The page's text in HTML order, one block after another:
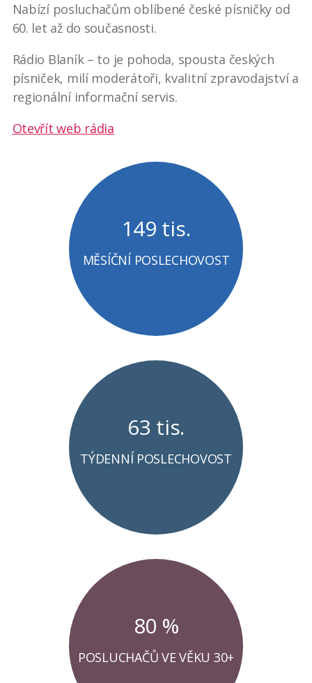
Nabízí posluchačům oblíbené české písničky od
60. let až do současnosti.
Rádio Blaník – to je pohoda, spousta českých
písniček, milí moderátoři, kvalitní zpravodajství a
regionální informační servis.
Otevřít web rádia
149 tis.
MĚSÍČNÍ POSLECHOVOST
63 tis.
TÝDENNÍ POSLECHOVOST
80 %
POSLUCHAČŮ VE VĚKU 30+